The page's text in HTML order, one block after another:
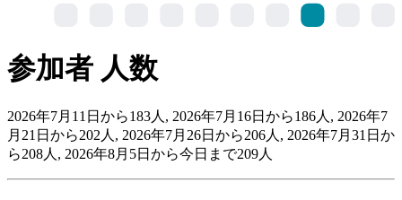
参加者 人数
2026年7月11日から183人, 2026年7月16日から186人, 2026年7
月21日から202人, 2026年7月26日から206人, 2026年7月31日か
ら208人, 2026年8月5日から今日まで209人